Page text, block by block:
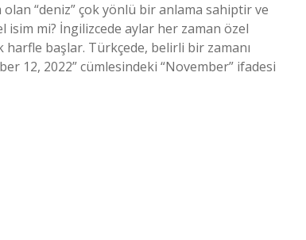
“deniz” çok yönlü bir anlama sahiptir ve
isim mi? İngilizcede aylar her zaman özel
başlar. Türkçede, belirli bir zamanı
12, 2022” cümlesindeki “November” ifadesi